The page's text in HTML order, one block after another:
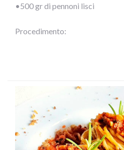
•500 gr di pennoni lisci
Procedimento:
eliminare i semi e frullali a
Cuoci i pennoni secondo le
scolali e ripassali nel